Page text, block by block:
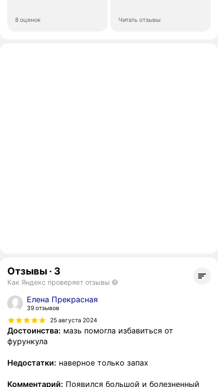
8 оценок Читать отзывы
Отзывы · 3
Как Яндекс проверяет отзывы
Елена Прекрасная
39 отзывов
25 августа 2024
Достоинства: мазь помогла избавиться от
фурункула
Недостатки: наверное только запах
Комментарий: Появился большой и болезненный